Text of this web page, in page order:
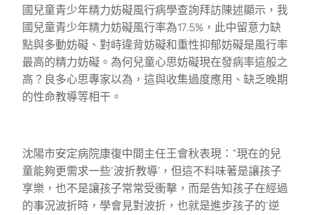
國兒童青少年精力妨礙風行病學查詢拜訪陳述顯示，我
國兒童青少年精力妨礙風行率為17.5%，此中留意力缺
點與多動妨礙、對峙違背妨礙和重性抑郁妨礙是風行率
最高的精力妨礙。為何兒童心思妨礙現在發病率這般之
高？良多心思專家以為，這與收集過度應用、缺乏晚期
的性命教導等相干。
沈陽市安定病院康復中間主任王會秋表現：“現在的兒
童能夠更需求一些‘波折教導’，但這不料味著是讓孩子
享樂，也不是讓孩子常常受衝擊，而是告知孩子在經過
的事況波折時，學會見對波折，也就是進步孩子的‘逆